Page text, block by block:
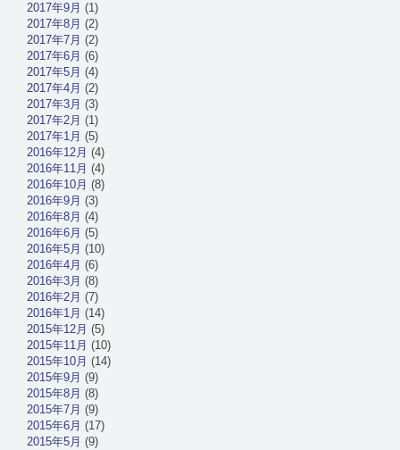
2017年9月 (1)
2017年8月 (2)
2017年7月 (2)
2017年6月 (6)
2017年5月 (4)
2017年4月 (2)
2017年3月 (3)
2017年2月 (1)
2017年1月 (5)
2016年12月 (4)
2016年11月 (4)
2016年10月 (8)
2016年9月 (3)
2016年8月 (4)
2016年6月 (5)
2016年5月 (10)
2016年4月 (6)
2016年3月 (8)
2016年2月 (7)
2016年1月 (14)
2015年12月 (5)
2015年11月 (10)
2015年10月 (14)
2015年9月 (9)
2015年8月 (8)
2015年7月 (9)
2015年6月 (17)
2015年5月 (9)